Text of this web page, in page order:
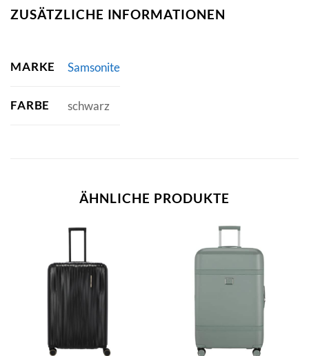
ZUSÄTZLICHE INFORMATIONEN
MARKE Samsonite
FARBE schwarz
ÄHNLICHE PRODUKTE